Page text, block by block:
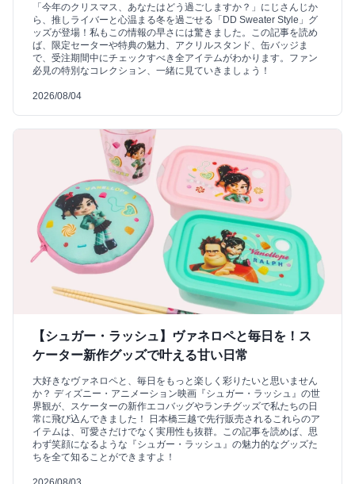
「今年のクリスマス、あなたはどう過ごしますか？」にじさんじか
ら、推しライバーと心温まる冬を過ごせる「DD Sweater Style」グ
ッズが登場！私もこの情報の早さには驚きました。この記事を読め
ば、限定セーターや特典の魅力、アクリルスタンド、缶バッジま
で、受注期間中にチェックすべき全アイテムがわかります。ファン
必見の特別なコレクション、一緒に見ていきましょう！
2026/08/04
【シュガー・ラッシュ】ヴァネロペと毎日を！ス
ケーター新作グッズで叶える甘い日常
大好きなヴァネロペと、毎日をもっと楽しく彩りたいと思いません
か？ ディズニー・アニメーション映画『シュガー・ラッシュ』の世
界観が、スケーターの新作エコバッグやランチグッズで私たちの日
常に飛び込んできました！ 日本橋三越で先行販売されるこれらのア
イテムは、可愛さだけでなく実用性も抜群。この記事を読めば、思
わず笑顔になるような『シュガー・ラッシュ』の魅力的なグッズた
ちを全て知ることができますよ！